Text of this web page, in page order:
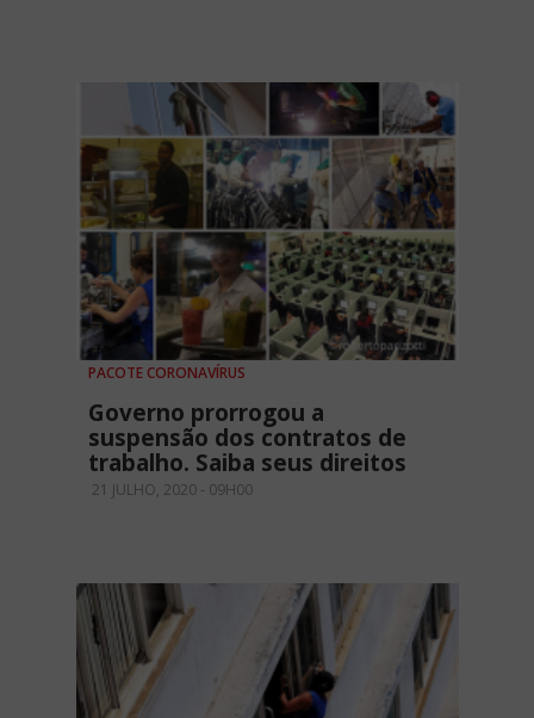
PACOTE CORONAVÍRUS
Governo prorrogou a
suspensão dos contratos de
trabalho. Saiba seus direitos
21 JULHO, 2020 - 09H00